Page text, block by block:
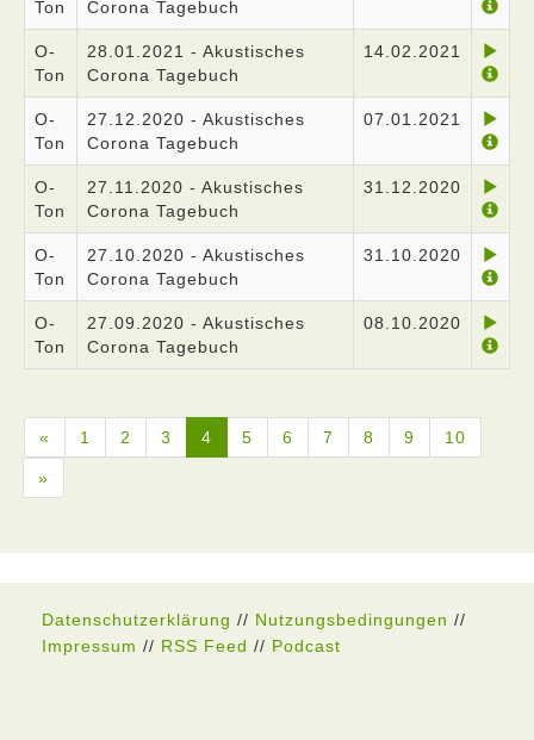
Ton
Corona Tagebuch
O-
Ton
28.01.2021 - Akustisches
Corona Tagebuch
14.02.2021
O-
Ton
27.12.2020 - Akustisches
Corona Tagebuch
07.01.2021
O-
Ton
27.11.2020 - Akustisches
Corona Tagebuch
31.12.2020
O-
Ton
27.10.2020 - Akustisches
Corona Tagebuch
31.10.2020
O-
Ton
27.09.2020 - Akustisches
Corona Tagebuch
08.10.2020
« 1 2 3 4 5 6 7 8 9 10
»
Datenschutzerklärung // Nutzungsbedingungen //
Impressum // RSS Feed // Podcast